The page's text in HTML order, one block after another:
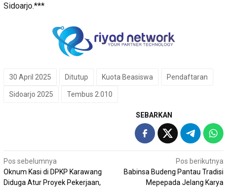
Sidoarjo.***
30 April 2025 Ditutup Kuota Beasiswa Pendaftaran
Sidoarjo 2025 Tembus 2.010
SEBARKAN
Navigasi
pos
Pos sebelumnya
Oknum Kasi di DPKP Karawang
Diduga Atur Proyek Pekerjaan,
Pos berikutnya
Babinsa Budeng Pantau Tradisi
Mepepada Jelang Karya